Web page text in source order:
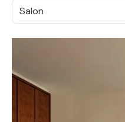
Salon